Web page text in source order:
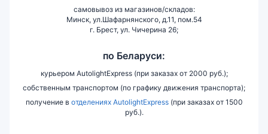
самовывоз из магазинов/складов:
Минск, ул.Шафарнянского, д.11, пом.54
г. Брест, ул. Чичерина 26;
по Беларуси:
курьером AutolightExpress (при заказах от 2000 руб.);
собственным транспортом (по графику движения транспорта);
получение в отделениях AutolightExpress(при заказах от 1500
руб.).